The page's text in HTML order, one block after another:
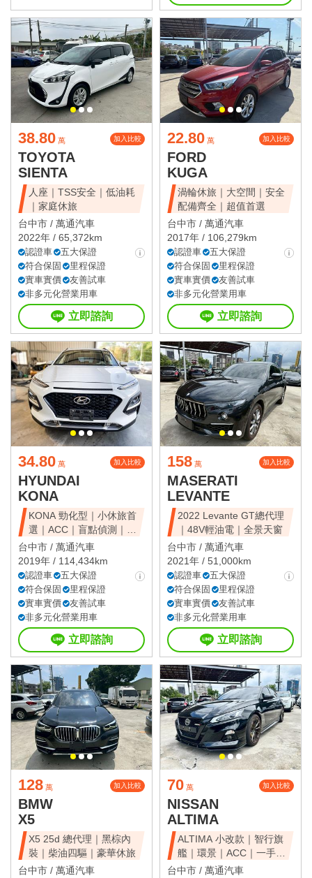
38.80 萬 加入比較
TOYOTA
SIENTA
人座｜TSS安全｜低油耗
｜家庭休旅
台中市 / 萬通汽車
2022年 / 65,372km
認證車
五大保證
符合保固
里程保證
實車實價
友善試車
非多元化營業用車
立即諮詢
22.80 萬 加入比較
FORD
KUGA
渦輪休旅｜大空間｜安全
配備齊全｜超值首選
台中市 / 萬通汽車
2017年 / 106,279km
認證車
五大保證
符合保固
里程保證
實車實價
友善試車
非多元化營業用車
立即諮詢
34.80 萬 加入比較
HYUNDAI
KONA
KONA 勁化型｜小休旅首
選｜ACC｜盲點偵測｜省
油好開
台中市 / 萬通汽車
2019年 / 114,434km
認證車
五大保證
符合保固
里程保證
實車實價
友善試車
非多元化營業用車
立即諮詢
158 萬 加入比較
MASERATI
LEVANTE
2022 Levante GT總代理
｜48V輕油電｜全景天窗
台中市 / 萬通汽車
2021年 / 51,000km
認證車
五大保證
符合保固
里程保證
實車實價
友善試車
非多元化營業用車
立即諮詢
128 萬 加入比較
BMW
X5
X5 25d 總代理｜黑棕內
裝｜柴油四驅｜豪華休旅
台中市 / 萬通汽車
70 萬 加入比較
NISSAN
ALTIMA
ALTIMA 小改款｜智行旗
艦｜環景｜ACC｜一手美
車
台中市 / 萬通汽車